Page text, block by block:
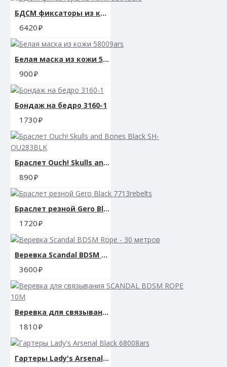
БДСМ фиксаторы из кожи 53013ars
6420
Белая маска из кожи 58009ars
900
Бондаж на бедро 3160-1
1730
Браслет Ouch! Skulls and Bones Black SH-OU283BLK
890
Браслет резной Gero Black 7713rebelts
1720
Веревка Scandal BDSM Rope - 30 метров
3600
Веревка для связывания SCANDAL BDSM ROPE 10M
1810
Гартеры Lady's Arsenal Black 68008ars